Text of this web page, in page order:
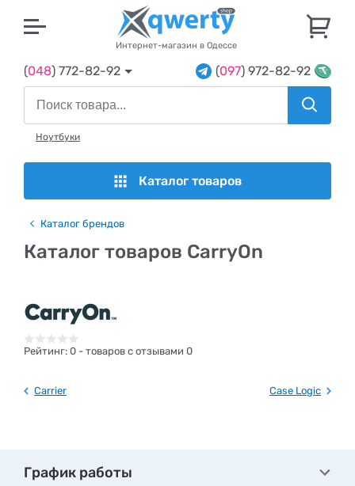
Интернет-магазин в Одессе
(048) 772-82-92 (097) 972-82-92
Ноутбуки
Каталог товаров
Каталог брендов
Каталог товаров CarryOn
Рейтинг: 0 - товаров с отзывами 0
Carrier Case Logic
График работы